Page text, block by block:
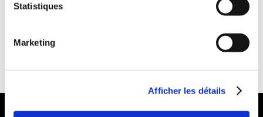
Statistiques
Marketing
Afficher les détails